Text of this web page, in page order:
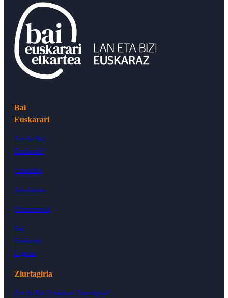
Bai
Euskarari
Zer da Bai
Euskarari?
Lantaldea
Antolaketa
Hitzarmenak
Bai
Euskarari
Laguna
Ziurtagiria
Zer da Bai Euskarari Ziurtagiria?